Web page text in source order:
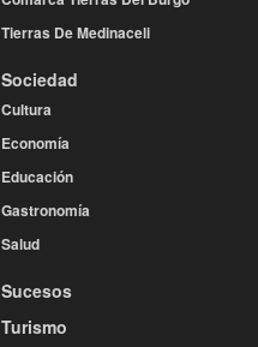
Tierras De Medinaceli
Sociedad
Cultura
Economía
Educación
Gastronomía
Salud
Sucesos
Turismo